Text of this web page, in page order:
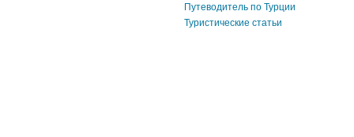
Путеводитель по Турции
Туристические статьи